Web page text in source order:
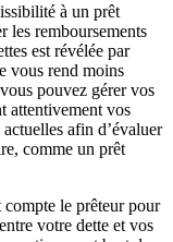
à un prêt
les remboursements
est révélée par
vous rend moins
pouvez gérer vos
attentivement vos
afin d’évaluer
comme un prêt
le prêteur pour
votre dette et vos